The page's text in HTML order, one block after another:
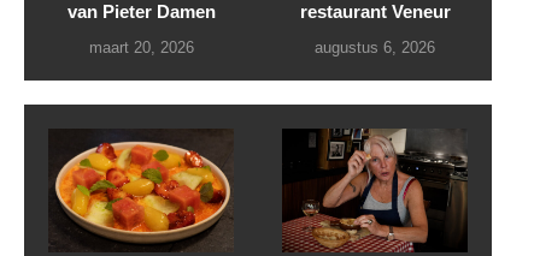
van Pieter Damen
maart 20, 2026
restaurant Veneur
augustus 6, 2026